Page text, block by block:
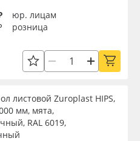
юр. лицам
розница
листовой Zuroplast HIPS,
мм, мята,
RAL 6019,